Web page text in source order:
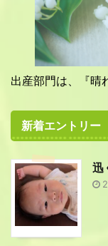
出産部門は、『晴
新着エントリー
迅